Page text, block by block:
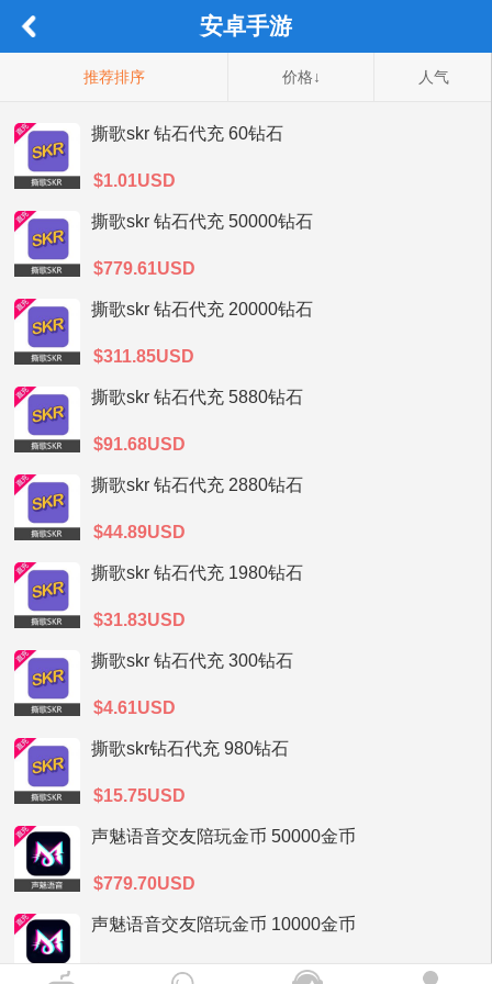
安卓手游
推荐排序 价格↓ 人气
撕歌skr 钻石代充 60钻石
$1.01USD
撕歌skr 钻石代充 50000钻石
$779.61USD
撕歌skr 钻石代充 20000钻石
$311.85USD
撕歌skr 钻石代充 5880钻石
$91.68USD
撕歌skr 钻石代充 2880钻石
$44.89USD
撕歌skr 钻石代充 1980钻石
$31.83USD
撕歌skr 钻石代充 300钻石
$4.61USD
撕歌skr钻石代充 980钻石
$15.75USD
声魅语音交友陪玩金币 50000金币
$779.70USD
声魅语音交友陪玩金币 10000金币
$155.93USD